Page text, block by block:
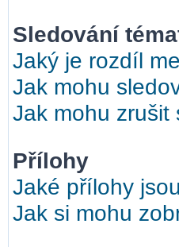
Sledování
Jaký je rozdíl
Jak mohu
Jak mohu zrušit
Přílohy
Jaké přílohy
Jak si mohu